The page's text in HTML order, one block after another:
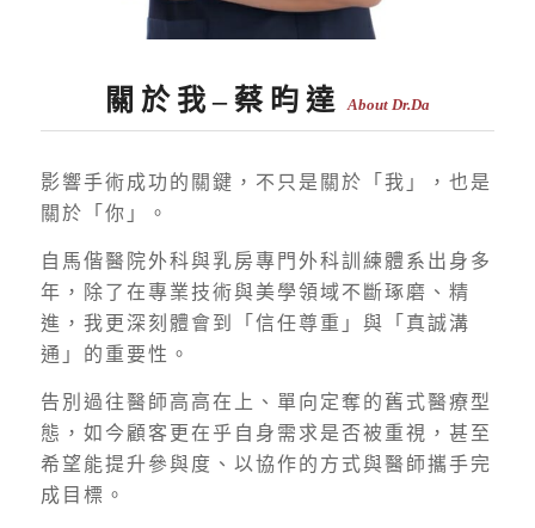
關 於 我 – 蔡 昀 達 About Dr.Da
影響手術成功的關鍵，不只是關於「我」，也是
關於「你」。
自馬偕醫院外科與乳房專門外科訓練體系出身多
年，除了在專業技術與美學領域不斷琢磨、精
進，我更深刻體會到「信任尊重」與「真誠溝
通」的重要性。
告別過往醫師高高在上、單向定奪的舊式醫療型
態，如今顧客更在乎自身需求是否被重視，甚至
希望能提升參與度、以協作的方式與醫師攜手完
成目標。